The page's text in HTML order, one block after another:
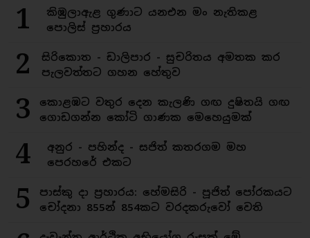
1
කිඹුලාඇළ ගුණාට යනඑන මං නැතිකළ
පොලිස් ප්‍රහාරය
2
සිරිකොත - ඩාලිපාර - සුචරිතය අමතක කර
පැලවත්තට ගහන හේතුව
3
කොළඹට වතුර දෙන කැලණි ගඟ දුෂිතයි ගඟ
ගොඩගන්න කෝටි ගාණක මෙහෙයුමක්
4
අනුර - පහින්ද - සජිත් කතරගම මහ
පෙරහරේ එකට
5
පාස්කු දා ප්‍රහාරය: හේමසිරි - පූජිත් පෝරකයට
චෝදනා 855න් 854කට වරදකරුවෝ වෙති